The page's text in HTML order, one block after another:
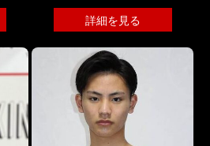
詳細を見る